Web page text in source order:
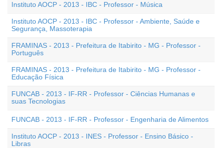
Instituto AOCP - 2013 - IBC - Professor - Música
Instituto AOCP - 2013 - IBC - Professor - Ambiente, Saúde e
Segurança, Massoterapia
FRAMINAS - 2013 - Prefeitura de Itabirito - MG - Professor -
Português
FRAMINAS - 2013 - Prefeitura de Itabirito - MG - Professor -
Educação Física
FUNCAB - 2013 - IF-RR - Professor - Ciências Humanas e
suas Tecnologias
FUNCAB - 2013 - IF-RR - Professor - Engenharia de Alimentos
Instituto AOCP - 2013 - INES - Professor - Ensino Básico -
Libras